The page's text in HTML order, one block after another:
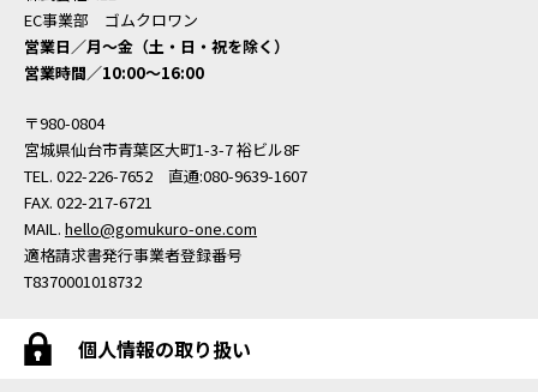
EC事業部 ゴムクロワン
営業日／月〜金（土・日・祝を除く）
営業時間／10:00〜16:00
〒980-0804
宮城県仙台市青葉区大町1-3-7 裕ビル8F
TEL. 022-226-7652 直通:080-9639-1607
FAX. 022-217-6721
MAIL. hello@gomukuro-one.com
適格請求書発行事業者登録番号
T8370001018732
個人情報の取り扱い